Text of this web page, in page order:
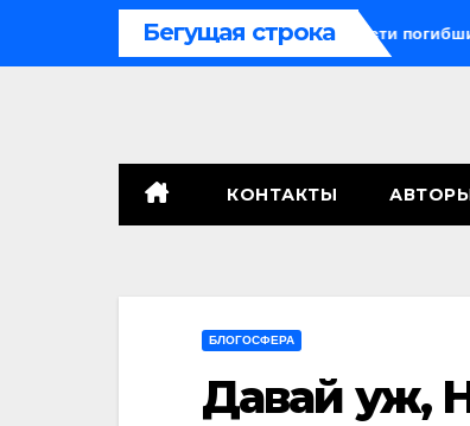
Бегущая строка
средства могли бы спасти погибших
КОНТАКТЫ
БЛОГОСФЕРА
Давай уж,